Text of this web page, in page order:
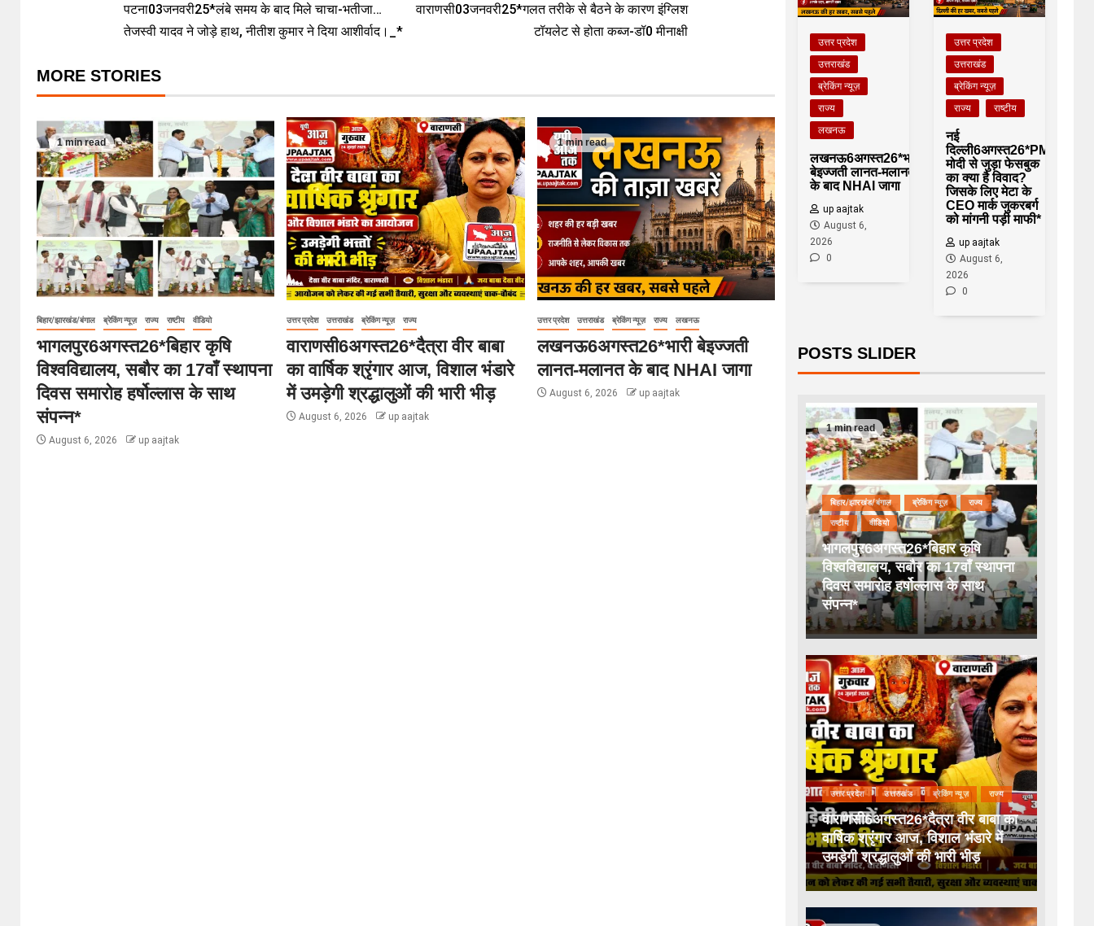
पटना03जनवरी25*लंबे समय के बाद मिले चाचा-भतीजा…
तेजस्वी यादव ने जोड़े हाथ, नीतीश कुमार ने दिया आशीर्वाद।_*
वाराणसी03जनवरी25*गलत तरीके से बैठने के कारण इंग्लिश
टॉयलेट से होता कब्ज-डॉ0 मीनाक्षी
MORE STORIES
1 min read
बिहार/झारखंड/बंगाल ब्रेकिंग न्यूज़ राज्य राष्टीय वीडियो
भागलपुर6अगस्त26*बिहार कृषि
विश्वविद्यालय, सबौर का 17वाँ स्थापना
दिवस समारोह हर्षोल्लास के साथ
संपन्न*
August 6, 2026 up aajtak
उत्तर प्रदेश उत्तराखंड ब्रेकिंग न्यूज़ राज्य
वाराणसी6अगस्त26*दैत्रा वीर बाबा
का वार्षिक श्रृंगार आज, विशाल भंडारे
में उमड़ेगी श्रद्धालुओं की भारी भीड़
August 6, 2026 up aajtak
1 min read
उत्तर प्रदेश उत्तराखंड ब्रेकिंग न्यूज़ राज्य लखनऊ
लखनऊ6अगस्त26*भारी बेइज्जती
लानत-मलानत के बाद NHAI जागा
August 6, 2026 up aajtak
उत्तर प्रदेश
उत्तराखंड
ब्रेकिंग न्यूज़
राज्य
लखनऊ
लखनऊ6अगस्त26*भारी
बेइज्जती लानत-मलानत
के बाद NHAI जागा
up aajtak
August 6,
2026
0
उत्तर प्रदेश
उत्तराखंड
ब्रेकिंग न्यूज़
राज्य
राष्टीय
नई
दिल्ली6अगस्त26*PM
मोदी से जुड़ा फेसबुक
का क्या है विवाद?
जिसके लिए मेटा के
CEO मार्क जुकरबर्ग
को मांगनी पड़ी माफी*
up aajtak
August 6,
2026
0
POSTS SLIDER
1 min read
बिहार/झारखंड/बंगाल ब्रेकिंग न्यूज़ राज्य
राष्टीय वीडियो
भागलपुर6अगस्त26*बिहार कृषि
विश्वविद्यालय, सबौर का 17वाँ स्थापना
दिवस समारोह हर्षोल्लास के साथ
संपन्न*
उत्तर प्रदेश उत्तराखंड ब्रेकिंग न्यूज़ राज्य
वाराणसी6अगस्त26*दैत्रा वीर बाबा का
वार्षिक श्रृंगार आज, विशाल भंडारे में
उमड़ेगी श्रद्धालुओं की भारी भीड़